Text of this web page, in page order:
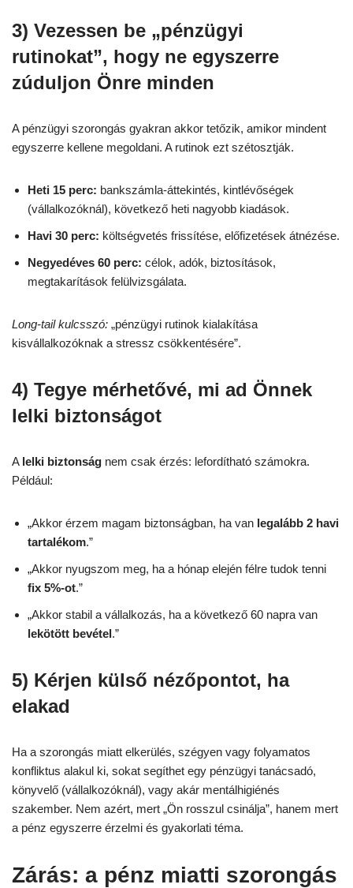
3) Vezessen be „pénzügyi
rutinokat”, hogy ne egyszerre
zúduljon Önre minden
A pénzügyi szorongás gyakran akkor tetőzik, amikor mindent
egyszerre kellene megoldani. A rutinok ezt szétosztják.
Heti 15 perc: bankszámla-áttekintés, kintlévőségek
(vállalkozóknál), következő heti nagyobb kiadások.
Havi 30 perc: költségvetés frissítése, előfizetések átnézése.
Negyedéves 60 perc: célok, adók, biztosítások,
megtakarítások felülvizsgálata.
Long-tail kulcsszó: „pénzügyi rutinok kialakítása
kisvállalkozóknak a stressz csökkentésére”.
4) Tegye mérhetővé, mi ad Önnek
lelki biztonságot
A lelki biztonság nem csak érzés: lefordítható számokra.
Például:
„Akkor érzem magam biztonságban, ha van legalább 2 havi
tartalékom.”
„Akkor nyugszom meg, ha a hónap elején félre tudok tenni
fix 5%-ot.”
„Akkor stabil a vállalkozás, ha a következő 60 napra van
lekötött bevétel.”
5) Kérjen külső nézőpontot, ha
elakad
Ha a szorongás miatt elkerülés, szégyen vagy folyamatos
konfliktus alakul ki, sokat segíthet egy pénzügyi tanácsadó,
könyvelő (vállalkozóknál), vagy akár mentálhigiénés
szakember. Nem azért, mert „Ön rosszul csinálja”, hanem mert
a pénz egyszerre érzelmi és gyakorlati téma.
Zárás: a pénz miatti szorongás